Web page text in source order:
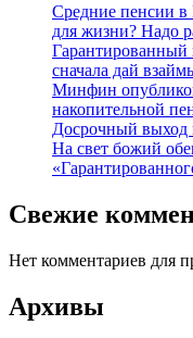
Средние пенсии
для жизни? Надо
сначала дай
Минфин
накопительной
Досрочный выход
На свет божий
Свежие
Нет комментариев для
Архивы